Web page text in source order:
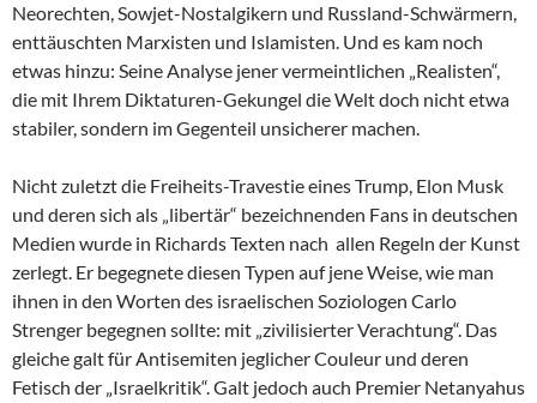
Neorechten, Sowjet-Nostalgikern und Russland-Schwärmern,
enttäuschten Marxisten und Islamisten. Und es kam noch
etwas hinzu: Seine Analyse jener vermeintlichen „Realisten“,
die mit Ihrem Diktaturen-Gekungel die Welt doch nicht etwa
stabiler, sondern im Gegenteil unsicherer machen.
Nicht zuletzt die Freiheits-Travestie eines Trump, Elon Musk
und deren sich als „libertär“ bezeichnenden Fans in deutschen
Medien wurde in Richards Texten nach allen Regeln der Kunst
zerlegt. Er begegnete diesen Typen auf jene Weise, wie man
ihnen in den Worten des israelischen Soziologen Carlo
Strenger begegnen sollte: mit „zivilisierter Verachtung“. Das
gleiche galt für Antisemiten jeglicher Couleur und deren
Fetisch der „Israelkritik“. Galt jedoch auch Premier Netanyahus